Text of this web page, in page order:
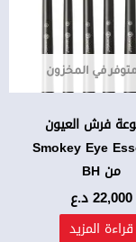
في المخزون
فرش العيون
Smokey Eye
من BH
22,000د.ع
قراءة المزيد